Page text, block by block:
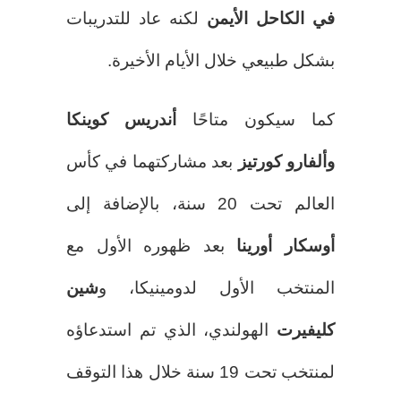
في الكاحل الأيمن لكنه عاد للتدريبات
بشكل طبيعي خلال الأيام الأخيرة.
كما سيكون متاحًا أندريس كوينكا
وألفارو كورتيز بعد مشاركتهما في كأس
العالم تحت 20 سنة، بالإضافة إلى
أوسكار أورينا بعد ظهوره الأول مع
المنتخب الأول لدومينيكا، وشين
كليفيرت الهولندي، الذي تم استدعاؤه
لمنتخب تحت 19 سنة خلال هذا التوقف